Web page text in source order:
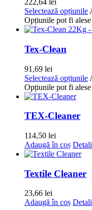
222,64 lei
Selectează opțiunile
Opțiunile pot fi
Tex-Clean
91,69 lei
Selectează opțiunile
Opțiunile pot fi
TEX-Cleaner
114,50 lei
Adaugă în coș
Textile Cleaner
23,66 lei
Adaugă în coș